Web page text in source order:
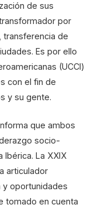
de sus
por
transferencia de
Es por ello
(UCCI)
con el fin de
y su gente.
que ambos
socio-
Ibérica. La XXIX
articulador
y oportunidades
tomado en cuenta